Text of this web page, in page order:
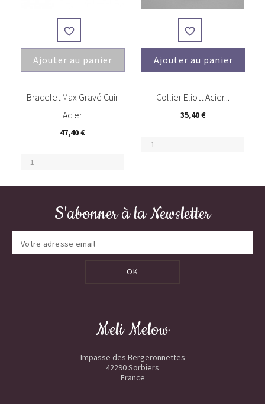

Ajouter au panier
Bracelet Max Gravé Cuir
Acier
47,40 €

Ajouter au panier
Collier Eliott Acier...
35,40 €
S'abonner à la Newsletter
OK
Meli Melow
Impasse des Bergeronnettes
42290 Sorbiers
France